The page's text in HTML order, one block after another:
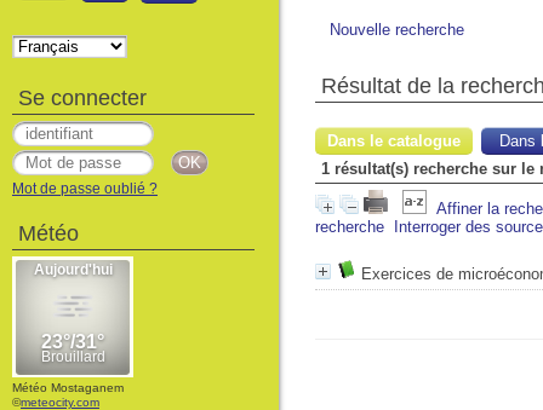
Nouvelle recherche
Résultat de la
Dans le catalogue
Dans
1 résultat(s) recherche sur
Affiner la
recherche
Interroger des
Exercices de
Se connecter
Mot de passe oublié ?
Météo
Météo Mostaganem
©meteocity.com